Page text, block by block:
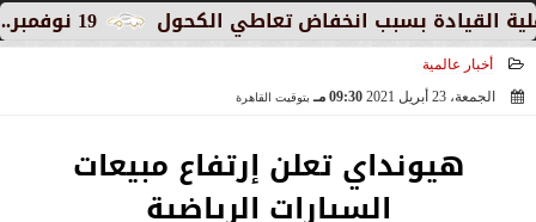
19 نوفمبر.. إنطلاق 《أوتو إكس》 أكبر معرض لموزعين السيارات المعتمدين في مصر بسبب انخفاض تعاطي الكحول
أخبار عالمية
الجمعة، 23 أبريل 2021
09:30 مـ بتوقيت القاهرة
هيونداي تعلن إرتفاع مبيعات
السيارات الرياضية